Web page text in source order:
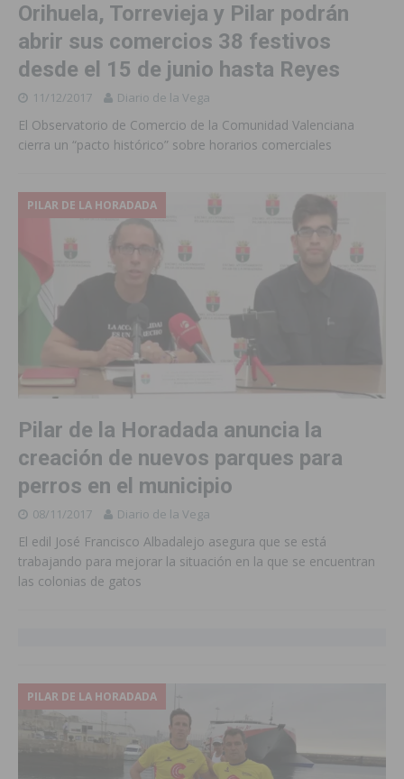
Orihuela, Torrevieja y Pilar podrán
abrir sus comercios 38 festivos
desde el 15 de junio hasta Reyes
11/12/2017 Diario de la Vega
El Observatorio de Comercio de la Comunidad Valenciana
cierra un “pacto histórico” sobre horarios comerciales
PILAR DE LA HORADADA
Pilar de la Horadada anuncia la
creación de nuevos parques para
perros en el municipio
08/11/2017 Diario de la Vega
El edil José Francisco Albadalejo asegura que se está
trabajando para mejorar la situación en la que se encuentran
las colonias de gatos
PILAR DE LA HORADADA